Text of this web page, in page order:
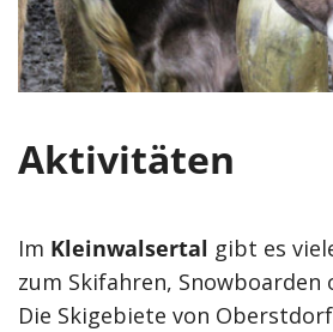
Aktivitäten
Im Kleinwalsertal gibt es
zum Skifahren, Snowboarden
Die Skigebiete von